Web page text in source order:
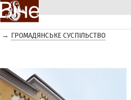
→ ГРОМАДЯНСЬКЕ СУСПІЛЬСТВО